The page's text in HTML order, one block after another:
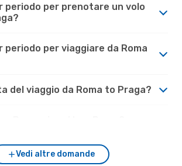
periodo per prenotare un volo
periodo per viaggiare da Roma
del viaggio da Roma to Praga?
Vedi altre domande